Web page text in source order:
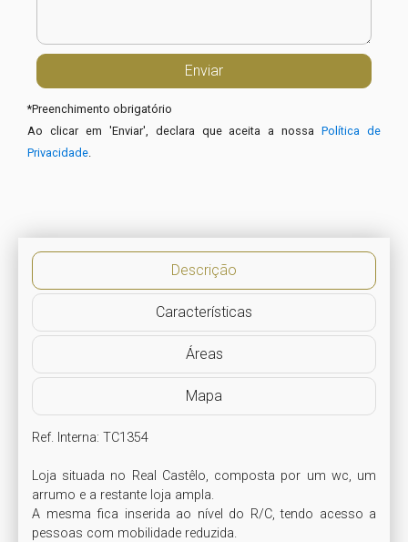
*Preenchimento obrigatório
Ao clicar em 'Enviar', declara que aceita a nossaPolítica de
Privacidade.
Descrição
Características
Áreas
Mapa
Ref. Interna: TC1354
Loja situada no Real Castêlo, composta por um wc, um
arrumo e a restante loja ampla.
A mesma fica inserida ao nível do R/C, tendo acesso a
pessoas com mobilidade reduzida.